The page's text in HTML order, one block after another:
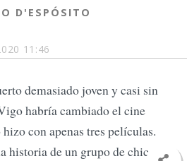
11:46
D'ESPÓSITO
demasiado joven y casi sin
habría cambiado el cine
con apenas tres películas.
historia de un grupo de chicos en